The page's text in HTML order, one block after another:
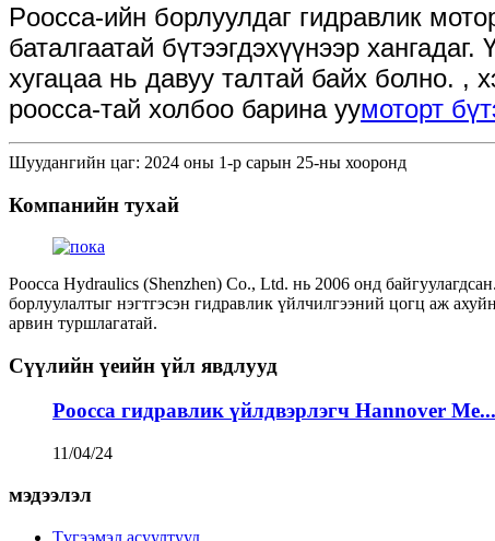
Poocca-ийн борлуулдаг гидравлик
баталгаатай бүтээгдэхүүнээр
хугацаа нь давуу талтай байх болно. ,
poocca-тай холбоо барина уумоторт
Шуудангийн цаг: 2024 оны 1-р сарын 25-ны хооронд
Компанийн тухай
Poocca Hydraulics (Shenzhen) Co., Ltd. нь 2006 онд
борлуулалтыг нэгтгэсэн гидравлик үйлчилгээний цогц аж
арвин туршлагатай.
Сүүлийн үеийн үйл явдлууд
Poocca гидравлик үйлдвэрлэгч Hannover Me...
11/04/24
мэдээлэл
Түгээмэл асуултууд